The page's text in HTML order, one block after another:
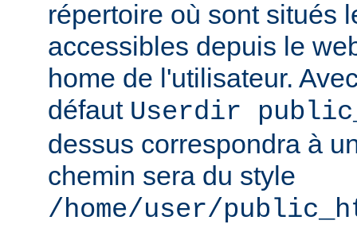
répertoire où sont situés
accessibles depuis le
home de l'utilisateur.
défaut Userdir
dessus correspondra à
chemin sera du style
/home/user/